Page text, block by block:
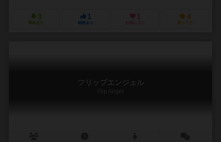
3
興味あり
1
経験あり
1
お気に入り
4
持ってる
フリップエンジェル
Flip Angel